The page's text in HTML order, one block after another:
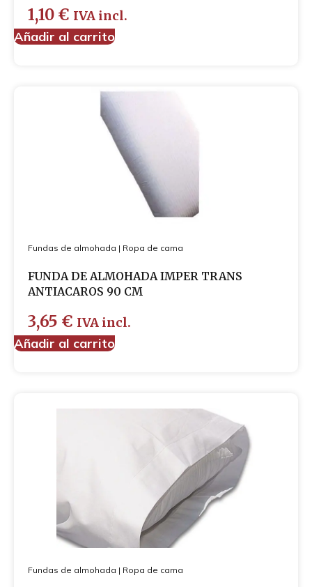
1,10 € IVA incl.
Añadir al carrito
Fundas de almohada | Ropa de cama
FUNDA DE ALMOHADA IMPER TRANS
ANTIACAROS 90 CM
3,65 € IVA incl.
Añadir al carrito
Fundas de almohada | Ropa de cama